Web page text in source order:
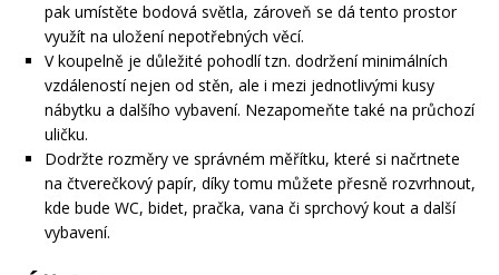
pak umístěte bodová světla, zároveň se dá tento prostor
využít na uložení nepotřebných věcí.
V koupelně je důležité pohodlí tzn. dodržení minimálních
vzdáleností nejen od stěn, ale i mezi jednotlivými kusy
nábytku a dalšího vybavení. Nezapomeňte také na průchozí
uličku.
Dodržte rozměry ve správném měřítku, které si načrtnete
na čtverečkový papír, díky tomu můžete přesně rozvrhnout,
kde bude WC, bidet, pračka, vana či sprchový kout a další
vybavení.